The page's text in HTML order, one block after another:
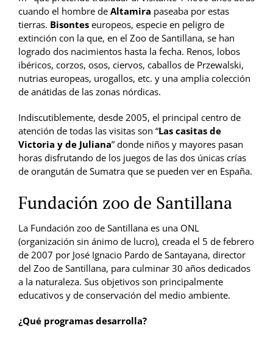
cuando el hombre de Altamira paseaba por estas
tierras. Bisonteseuropeos, especie en peligro de
extinción con la que, en el Zoo de Santillana, se han
logrado dos nacimientos hasta la fecha. Renos, lobos
ibéricos, corzos, osos, ciervos, caballos de Przewalski,
nutrias europeas, urogallos, etc. y una amplia colección
de anátidas de las zonas nórdicas.
Indiscutiblemente, desde 2005, el principal centro de
atención de todas las visitas son “Las casitas de
Victoria y de Juliana” donde niños y mayores pasan
horas disfrutando de los juegos de las dos únicas crías
de orangután de Sumatra que se pueden ver en España.
Fundación zoo de Santillana
La Fundación zoo de Santillana es una ONL
(organización sin ánimo de lucro), creada el 5 de febrero
de 2007 por José Ignacio Pardo de Santayana, director
del Zoo de Santillana, para culminar 30 años dedicados
a la naturaleza. Sus objetivos son principalmente
educativos y de conservación del medio ambiente.
¿Qué programas desarrolla?